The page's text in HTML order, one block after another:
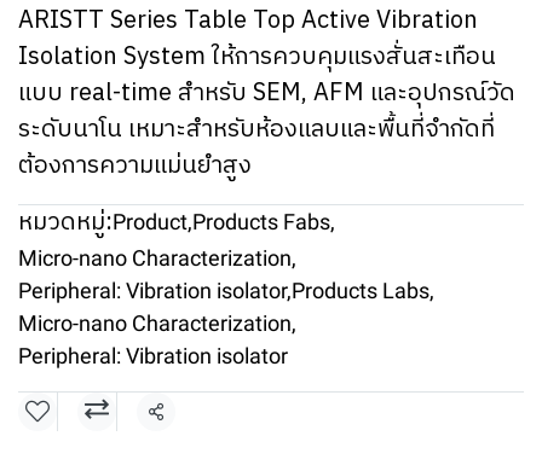
ARISTT Series Table Top Active Vibration
Isolation System ให้การควบคุมแรงสั่นสะเทือน
แบบ real-time สำหรับ SEM, AFM และอุปกรณ์วัด
ระดับนาโน เหมาะสำหรับห้องแลบและพื้นที่จำกัดที่
ต้องการความแม่นยำสูง
หมวดหมู่:Product,Products Fabs,
Micro-nano Characterization,
Peripheral: Vibration isolator,Products Labs,
Micro-nano Characterization,
Peripheral: Vibration isolator
แชร์